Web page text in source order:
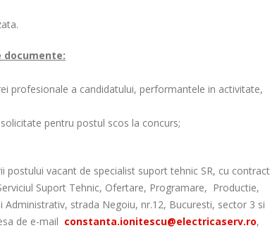
documente:
profesionale a candidatului, performantele in activitate,
pentru postul scos la concurs;
vacant de specialist suport tehnic SR, cu contract
Suport Tehnic, Ofertare, Programare, Productie,
Administrativ, strada Negoiu, nr.12, Bucuresti, sector 3 si
de e-mail constanta.ionitescu@electricaserv.ro,